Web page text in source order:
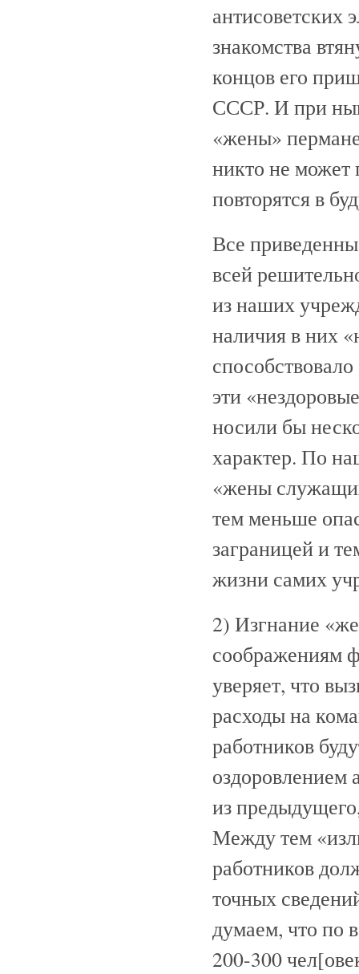
антисоветских
знакомства
концов его
СССР. И при
«жены»
никто не может
повторятся в
Все
всей
из наших
наличия в них
эти
носили бы
характер. По
«жены
тем меньше
заграницей и
жизни самих
2) Изгнание
соображениям
уверяет, что
расходы на
работников
оздоровлением
из
Между тем
работников
точных
думаем, что по
200-300